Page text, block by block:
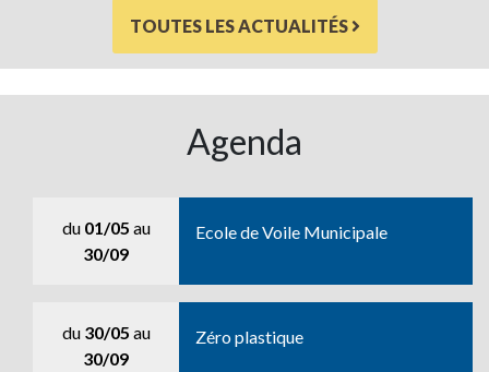
TOUTES LES ACTUALITÉS
Agenda
du 01/05 au
30/09
Ecole de Voile Municipale
du 30/05 au
30/09
Zéro plastique